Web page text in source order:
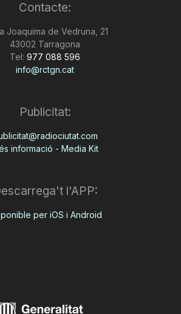
Contacte:
Joaquima de Vedruna, 21
43002 Tarragona
Tel: 977 088 596
info@rctgn.cat
Publicitat:
informació - Media Kit
l'APP:
per iOS i Android